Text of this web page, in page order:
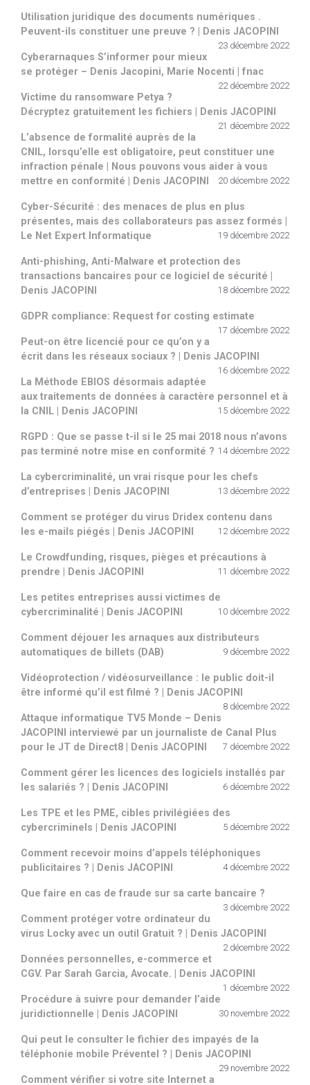
Utilisation juridique des documents numériques .
Peuvent-ils constituer une preuve ? | Denis JACOPINI
23 décembre 2022
Cyberarnaques S’informer pour mieux
se protéger – Denis Jacopini, Marie Nocenti | fnac
22 décembre 2022
Victime du ransomware Petya ?
Décryptez gratuitement les fichiers | Denis JACOPINI
21 décembre 2022
L’absence de formalité auprès de la
CNIL, lorsqu’elle est obligatoire, peut constituer une
infraction pénale | Nous pouvons vous aider à vous
mettre en conformité | Denis JACOPINI
20 décembre 2022
Cyber-Sécurité : des menaces de plus en plus
présentes, mais des collaborateurs pas assez formés |
Le Net Expert Informatique
19 décembre 2022
Anti-phishing, Anti-Malware et protection des
transactions bancaires pour ce logiciel de sécurité |
Denis JACOPINI
18 décembre 2022
GDPR compliance: Request for costing estimate
17 décembre 2022
Peut-on être licencié pour ce qu’on y a
écrit dans les réseaux sociaux ? | Denis JACOPINI
16 décembre 2022
La Méthode EBIOS désormais adaptée
aux traitements de données à caractère personnel et à
la CNIL | Denis JACOPINI
15 décembre 2022
RGPD : Que se passe t-il si le 25 mai 2018 nous n’avons
pas terminé notre mise en conformité ? 14 décembre 2022
La cybercriminalité, un vrai risque pour les chefs
d’entreprises | Denis JACOPINI
13 décembre 2022
Comment se protéger du virus Dridex contenu dans
les e-mails piégés | Denis JACOPINI
12 décembre 2022
Le Crowdfunding, risques, pièges et précautions à
prendre | Denis JACOPINI
11 décembre 2022
Les petites entreprises aussi victimes de
cybercriminalité | Denis JACOPINI
10 décembre 2022
Comment déjouer les arnaques aux distributeurs
automatiques de billets (DAB)
9 décembre 2022
Vidéoprotection / vidéosurveillance : le public doit-il
être informé qu’il est filmé ? | Denis JACOPINI
8 décembre 2022
Attaque informatique TV5 Monde – Denis
JACOPINI interviewé par un journaliste de Canal Plus
pour le JT de Direct8 | Denis JACOPINI
7 décembre 2022
Comment gérer les licences des logiciels installés par
les salariés ? | Denis JACOPINI
6 décembre 2022
Les TPE et les PME, cibles privilégiées des
cybercriminels | Denis JACOPINI
5 décembre 2022
Comment recevoir moins d’appels téléphoniques
publicitaires ? | Denis JACOPINI
4 décembre 2022
Que faire en cas de fraude sur sa carte bancaire ?
3 décembre 2022
Comment protéger votre ordinateur du
virus Locky avec un outil Gratuit ? | Denis JACOPINI
2 décembre 2022
Données personnelles, e-commerce et
CGV. Par Sarah Garcia, Avocate. | Denis JACOPINI
1 décembre 2022
Procédure à suivre pour demander l’aide
juridictionnelle | Denis JACOPINI
30 novembre 2022
Qui peut le consulter le fichier des impayés de la
téléphonie mobile Préventel ? | Denis JACOPINI
29 novembre 2022
Comment vérifier si votre site Internet a